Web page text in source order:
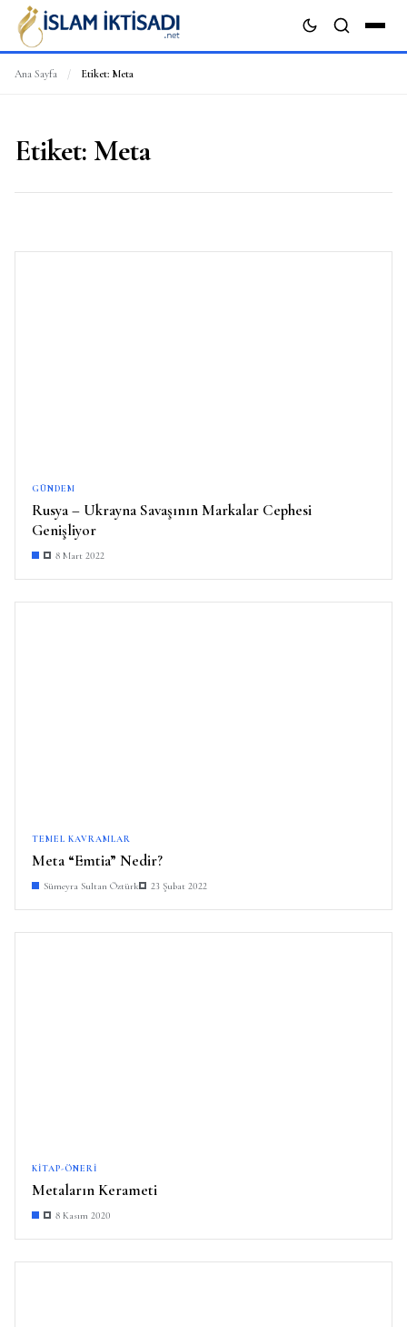
Ana Sayfa / Etiket: Meta
Etiket: Meta
GÜNDEM
Rusya – Ukrayna Savaşının Markalar Cephesi
Genişliyor
8 Mart 2022
TEMEL KAVRAMLAR
Meta “Emtia” Nedir?
Sümeyra Sultan Öztürk 23 Şubat 2022
KITAP-ÖNERI
Metaların Kerameti
8 Kasım 2020